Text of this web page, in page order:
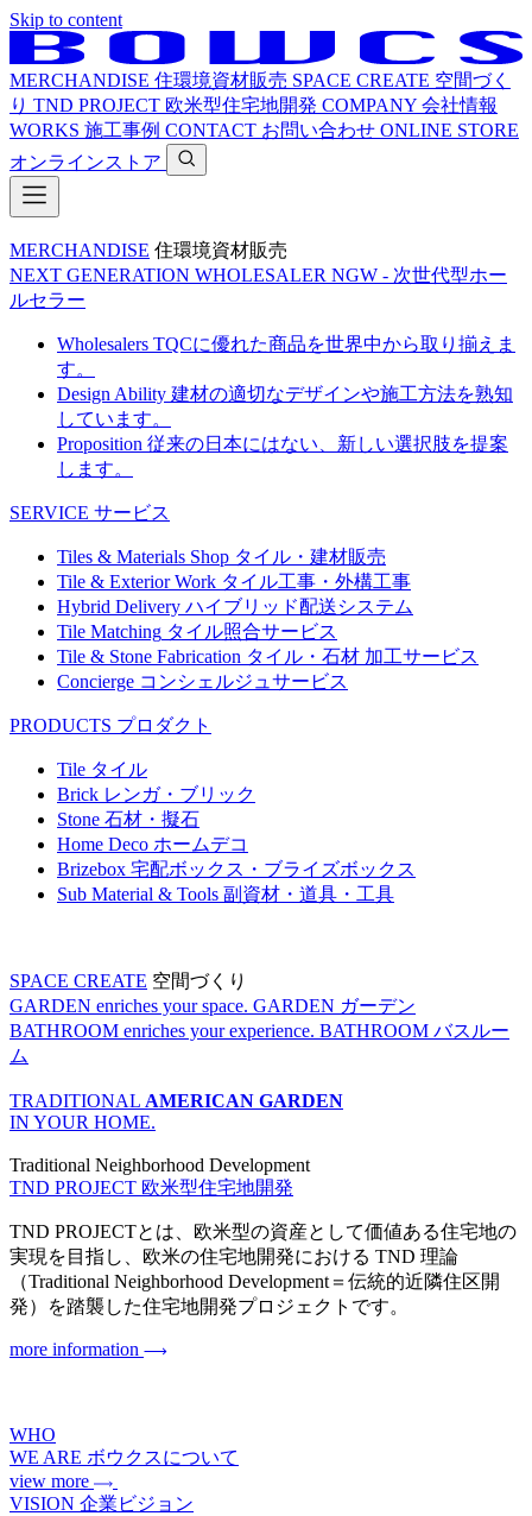
Skip to content
MERCHANDISE 住環境資材販売 SPACE CREATE 空間づく
り TND PROJECT 欧米型住宅地開発 COMPANY 会社情報
WORKS 施工事例 CONTACT お問い合わせ ONLINE STORE
オンラインストア
MERCHANDISE 住環境資材販売
NEXT GENERATION WHOLESALER NGW - 次世代型ホー
ルセラー
Wholesalers TQCに優れた商品を世界中から取り揃えま
す。
Design Ability 建材の適切なデザインや施工方法を熟知
しています。
Proposition 従来の日本にはない、新しい選択肢を提案
します。
SERVICE サービス
Tiles & Materials Shop タイル・建材販売
Tile & Exterior Work タイル工事・外構工事
Hybrid Delivery ハイブリッド配送システム
Tile Matching タイル照合サービス
Tile & Stone Fabrication タイル・石材 加工サービス
Concierge コンシェルジュサービス
PRODUCTS プロダクト
Tile タイル
Brick レンガ・ブリック
Stone 石材・擬石
Home Deco ホームデコ
Brizebox 宅配ボックス・ブライズボックス
Sub Material & Tools 副資材・道具・工具
SPACE CREATE 空間づくり
GARDEN enriches your space. GARDEN ガーデン
BATHROOM enriches your experience. BATHROOM バスルー
ム
TRADITIONAL AMERICAN GARDEN
IN YOUR HOME.
Traditional Neighborhood Development
TND PROJECT 欧米型住宅地開発
TND PROJECTとは、欧米型の資産として価値ある住宅地の
実現を目指し、欧米の住宅地開発における TND 理論
（Traditional Neighborhood Development＝伝統的近隣住区開
発）を踏襲した住宅地開発プロジェクトです。
more information
WHO
WE ARE ボウクスについて
view more
VISION 企業ビジョン